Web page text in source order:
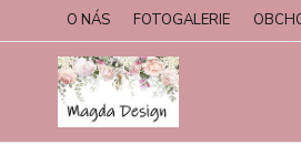
O NÁS FOTOGALERIE